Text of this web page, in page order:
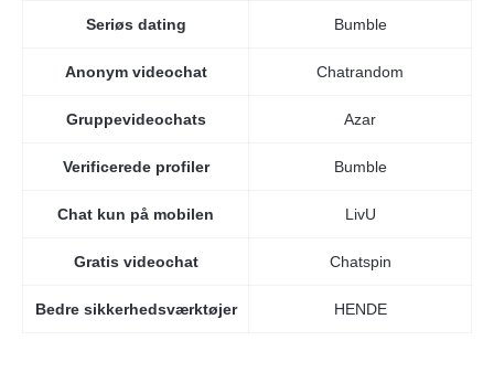
Seriøs dating Bumble
Anonym videochat Chatrandom
Gruppevideochats Azar
Verificerede profiler Bumble
Chat kun på mobilen LivU
Gratis videochat Chatspin
Bedre sikkerhedsværktøjer HENDE